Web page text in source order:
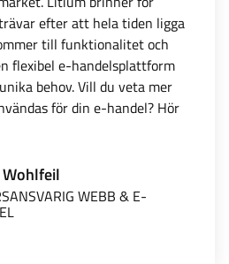
efter att hela tiden ligga
till funktionalitet och
flexibel e-handelsplattform
behov. Vill du veta mer
för din e-handel? Hör
WEBB & E-